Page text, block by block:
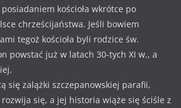
kościoła wkrótce po
chrześcijaństwa. Jeśli bowiem
tegoż kościoła byli rodzice św.
powstać już w latach 30-tych XI w., a
się zalążki szczepanowskiej parafii,
się, a jej historia wiąże się ściśle z